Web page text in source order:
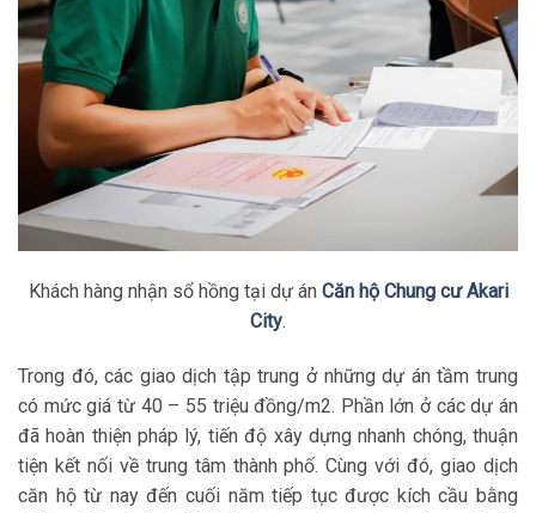
Khách hàng nhận sổ hồng tại dự án Căn hộ Chung cư Akari
City.
Trong đó, các giao dịch tập trung ở những dự án tầm trung
có mức giá từ 40 – 55 triệu đồng/m2. Phần lớn ở các dự án
đã hoàn thiện pháp lý, tiến độ xây dựng nhanh chóng, thuận
tiện kết nối về trung tâm thành phố. Cùng với đó, giao dịch
căn hộ từ nay đến cuối năm tiếp tục được kích cầu bằng